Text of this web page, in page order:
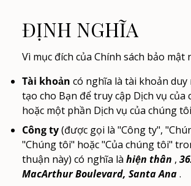
ĐỊNH NGHĨA
Vì mục đích của Chính sách bảo mật
Tài khoản có nghĩa là tài khoản
tạo cho Bạn để truy cập Dịch vụ của
hoặc một phần Dịch vụ của chúng
Công ty(được gọi là "Công ty",
"Chúng tôi" hoặc "Của chúng tôi"
thuận này) có nghĩa là hiện thân ,
MacArthur Boulevard, Santa Ana.